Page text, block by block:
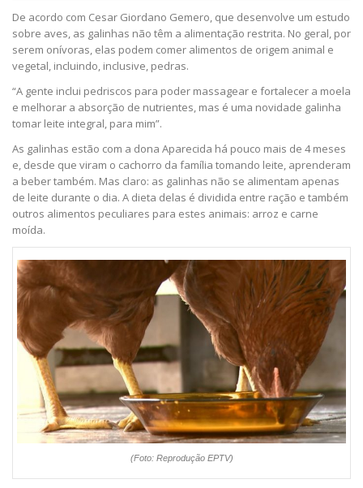
De acordo com Cesar Giordano Gemero, que desenvolve um estudo
sobre aves, as galinhas não têm a alimentação restrita. No geral, por
serem onívoras, elas podem comer alimentos de origem animal e
vegetal, incluindo, inclusive, pedras.
“A gente inclui pedriscos para poder massagear e fortalecer a moela
e melhorar a absorção de nutrientes, mas é uma novidade galinha
tomar leite integral, para mim”.
As galinhas estão com a dona Aparecida há pouco mais de 4 meses
e, desde que viram o cachorro da família tomando leite, aprenderam
a beber também. Mas claro: as galinhas não se alimentam apenas
de leite durante o dia. A dieta delas é dividida entre ração e também
outros alimentos peculiares para estes animais: arroz e carne
moída.
(Foto: Reprodução EPTV)